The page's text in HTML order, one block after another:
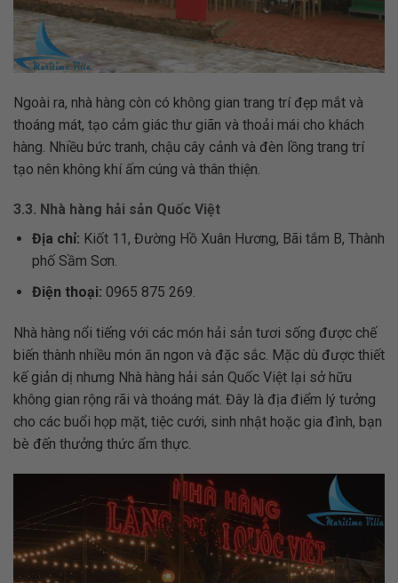
Ngoài ra, nhà hàng còn có không gian trang trí đẹp mắt và
thoáng mát, tạo cảm giác thư giãn và thoải mái cho khách
hàng. Nhiều bức tranh, chậu cây cảnh và đèn lồng trang trí
tạo nên không khí ấm cúng và thân thiện.
3.3. Nhà hàng hải sản Quốc Việt
Địa chỉ: Kiốt 11, Đường Hồ Xuân Hương, Bãi tắm B, Thành
phố Sầm Sơn.
Điện thoại: 0965 875 269.
Nhà hàng nổi tiếng với các món hải sản tươi sống được chế
biến thành nhiều món ăn ngon và đặc sắc. Mặc dù được thiết
kế giản dị nhưng Nhà hàng hải sản Quốc Việt lại sở hữu
không gian rộng rãi và thoáng mát. Đây là địa điểm lý tưởng
cho các buổi họp mặt, tiệc cưới, sinh nhật hoặc gia đình, bạn
bè đến thưởng thức ẩm thực.